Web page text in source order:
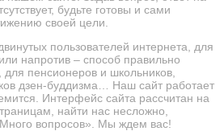
будьте готовы и сами
своей цели.
пользователей интернета, для
напротив – способ правильно
для пенсионеров и школьников,
дзен-буддизма… Наш сайт работает
Интерфейс сайта рассчитан на
найти нас несложно,
вопросов». Мы ждем вас!